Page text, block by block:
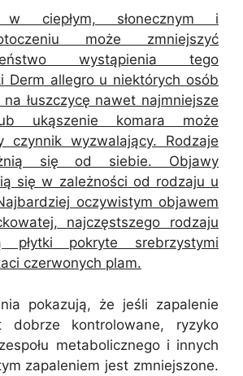
w ciepłym, słonecznym i
może zmniejszyć
wystąpienia tego
Derm allegro u niektórych osób
łuszczycę nawet najmniejsze
ukąszenie komara może
czynnik wyzwalający. Rodzaje
się od siebie. Objawy
się w zależności od rodzaju u
oczywistym objawem
najczęstszego rodzaju
płytki pokryte srebrzystymi
czerwonych plam.
pokazują, że jeśli zapalenie
dobrze kontrolowane, ryzyko
metabolicznego i innych
zapaleniem jest zmniejszone.